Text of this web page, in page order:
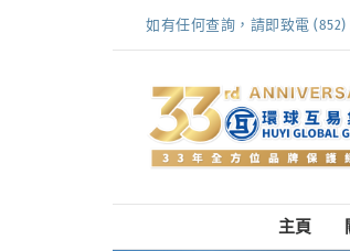
如有任何查詢，請即致電 (852)
主頁